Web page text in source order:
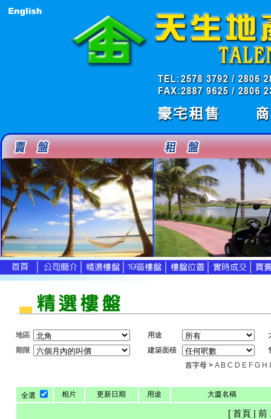
地區 用途
期限
建築面積
首字母 > A B C D E F G H
全選 相片 更新日期 用途 大廈名稱
[ 首頁 | 前